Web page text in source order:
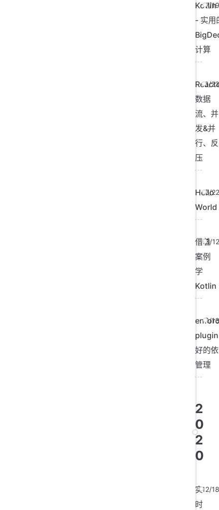
7/
Kotlin
- 实用
计算
6/
数据
流、并
发&并
行、反
压
6/
Hello
World
3/
借着
案例
学
Kotlin
1/
好的
管理
2
0
2
0
12/
实
时